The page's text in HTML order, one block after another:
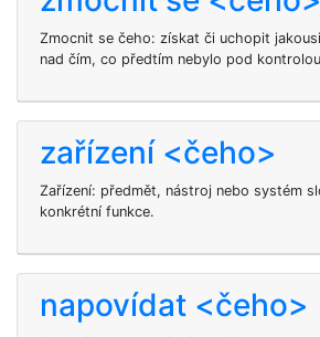
Zmocnit se čeho: získat či uchopit
nad čím, co předtím nebylo pod
zařízení <čeho>
Zařízení: předmět, nástroj nebo systém
konkrétní funkce.
napovídat <čeho>